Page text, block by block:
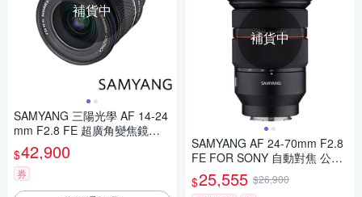
補貨中
SAMYANG 三陽光學 AF 14-24
mm F2.8 FE 超廣角變焦鏡頭
公司貨
$42,900
券
補貨中
SAMYANG AF 24-70mm F2.8
FE FOR SONY 自動對焦 公司
貨
$25,555 $26,900